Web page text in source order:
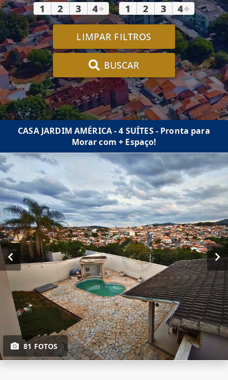
1 2 3 4+ 1 2 3 4+
LIMPAR FILTROS
BUSCAR
CASA JARDIM AMÉRICA - 4 SUÍTES - Pronta para
Morar com + Espaço!
81 FOTOS